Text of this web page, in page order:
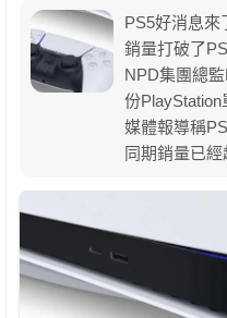
PS5好消息來
銷量打破了
NPD集團總
份
媒體報導稱
同期銷量已經